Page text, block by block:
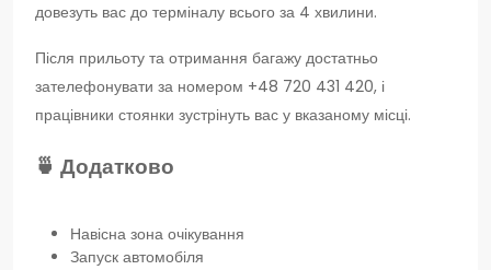
довезуть вас до терміналу всього за 4 хвилини.
Після прильоту та отримання багажу достатньо
зателефонувати за номером +48 720 431 420, і
працівники стоянки зустрінуть вас у вказаному місці.
🍵 Додатково
Навісна зона очікування
Запуск автомобіля